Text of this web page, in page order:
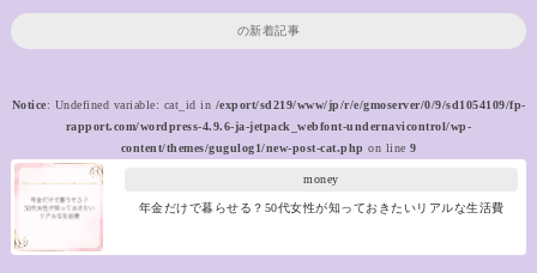
の新着記事
Notice: Undefined variable: cat_id in /export/sd219/www/jp/r/e/gmoserver/0/9/sd1054109/fp-
rapport.com/wordpress-4.9.6-ja-jetpack_webfont-undernavicontrol/wp-
content/themes/gugulog1/new-post-cat.php on line 9
money
年金だけで暮らせる？50代女性が知っておきたいリアルな生活費